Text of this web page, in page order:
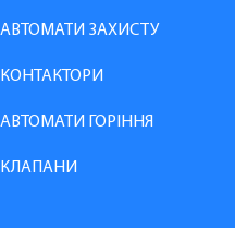
АВТОМАТИ ЗАХИСТУ
КОНТАКТОРИ
АВТОМАТИ ГОРІННЯ
КЛАПАНИ